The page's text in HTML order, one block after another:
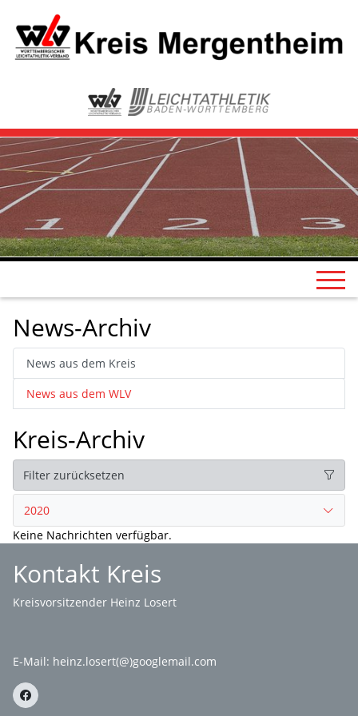
News-Archiv
News aus dem Kreis
News aus dem WLV
Kreis-Archiv
Filter zurücksetzen
2020
Keine Nachrichten verfügbar.
Kontakt Kreis
Kreisvorsitzender Heinz Losert
E-Mail: heinz.losert(@)googlemail.com